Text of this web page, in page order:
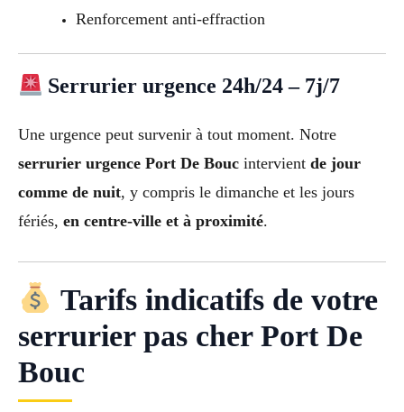
Renforcement anti-effraction
Serrurier urgence 24h/24 – 7j/7
Une urgence peut survenir à tout moment. Notre
serrurier urgence Port De Bouc intervient de jour
comme de nuit, y compris le dimanche et les jours
fériés, en centre-ville et à proximité.
Tarifs indicatifs de votre
serrurier pas cher Port De
Bouc